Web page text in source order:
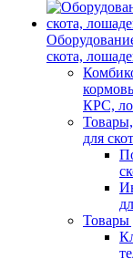
скота,
КРС,
для
Товары